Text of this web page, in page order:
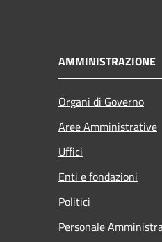
AMMINISTRAZIONE
Organi di Governo
Aree Amministrative
Uffici
Enti e fondazioni
Politici
Personale